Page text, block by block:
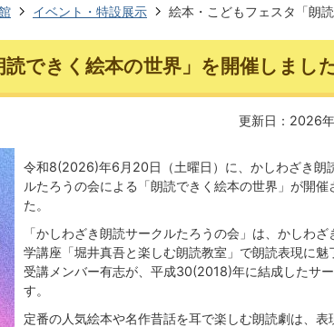
イベント・特設展示 絵本・こどもフェスタ「朗
できく絵本の世界」を開催しまし
更新日：2026
令和8(2026)年6月20日（土曜日）に、かしわざき朗
ルたろうの会による「朗読できく絵本の世界」が開催
た。
「かしわざき朗読サークルたろうの会」は、かしわざ
学講座「堀井真吾と楽しむ朗読教室」で朗読表現に魅
受講メンバー有志が、平成30(2018)年に結成したサ
す。
定番の人気絵本や名作昔話を耳で楽しむ朗読劇は、表